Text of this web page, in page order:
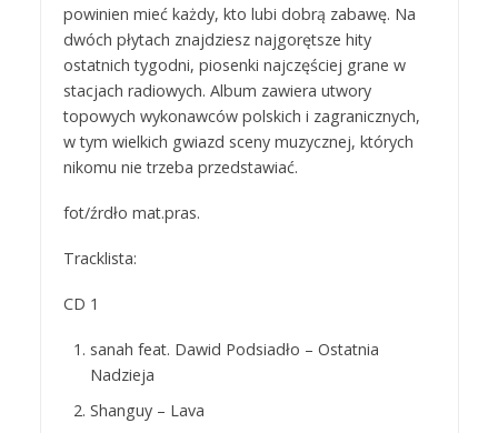
powinien mieć każdy, kto lubi dobrą zabawę. Na
dwóch płytach znajdziesz najgorętsze hity
ostatnich tygodni, piosenki najczęściej grane w
stacjach radiowych. Album zawiera utwory
topowych wykonawców polskich i zagranicznych,
w tym wielkich gwiazd sceny muzycznej, których
nikomu nie trzeba przedstawiać.
fot/źrdło mat.pras.
Tracklista:
CD 1
sanah feat. Dawid Podsiadło – Ostatnia
Nadzieja
Shanguy – Lava